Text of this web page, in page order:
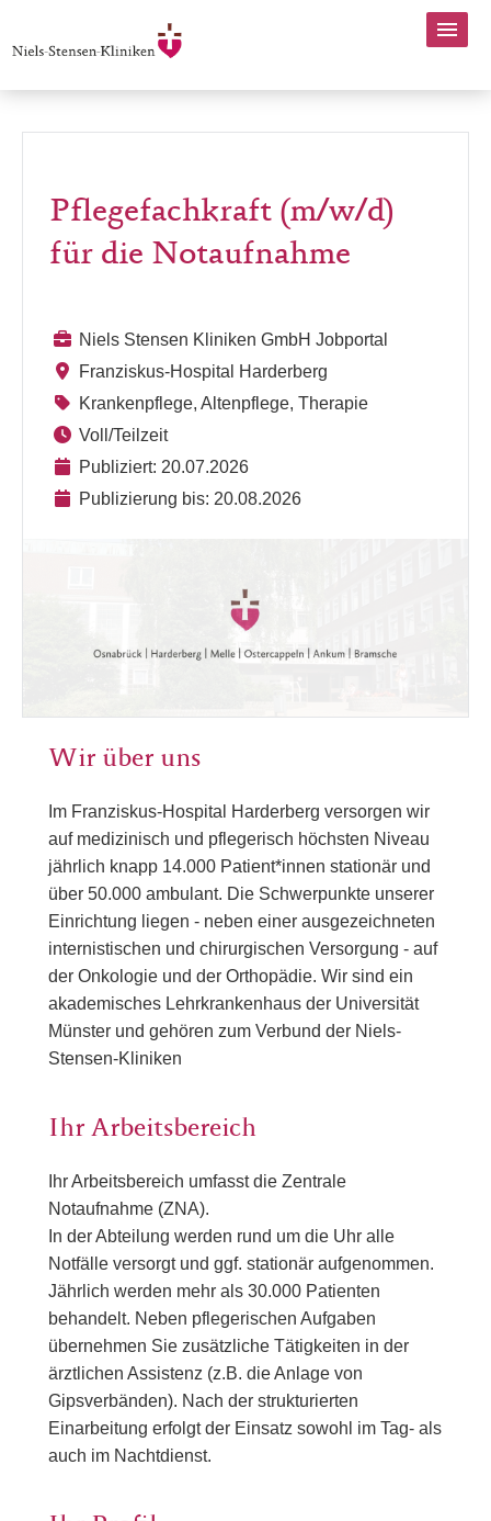
Pflegefachkraft (m/w/d)
für die Notaufnahme
Niels Stensen Kliniken GmbH Jobportal
Franziskus-Hospital Harderberg
Krankenpflege, Altenpflege, Therapie
Voll/Teilzeit
Publiziert: 20.07.2026
Publizierung bis: 20.08.2026
Wir über uns
Im Franziskus-Hospital Harderberg versorgen wir
auf medizinisch und pflegerisch höchsten Niveau
jährlich knapp 14.000 Patient*innen stationär und
über 50.000 ambulant. Die Schwerpunkte unserer
Einrichtung liegen - neben einer ausgezeichneten
internistischen und chirurgischen Versorgung - auf
der Onkologie und der Orthopädie. Wir sind ein
akademisches Lehrkrankenhaus der Universität
Münster und gehören zum Verbund der Niels-
Stensen-Kliniken
Ihr Arbeitsbereich
Ihr Arbeitsbereich umfasst die Zentrale
Notaufnahme (ZNA).
In der Abteilung werden rund um die Uhr alle
Notfälle versorgt und ggf. stationär aufgenommen.
Jährlich werden mehr als 30.000 Patienten
behandelt. Neben pflegerischen Aufgaben
übernehmen Sie zusätzliche Tätigkeiten in der
ärztlichen Assistenz (z.B. die Anlage von
Gipsverbänden). Nach der strukturierten
Einarbeitung erfolgt der Einsatz sowohl im Tag- als
auch im Nachtdienst.